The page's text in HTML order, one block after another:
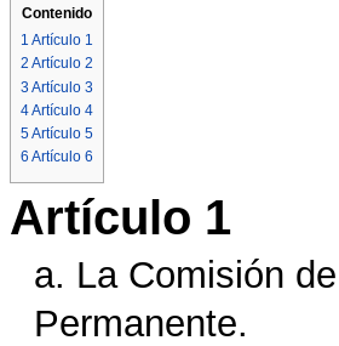
Contenido
1 Artículo 1
2 Artículo 2
3Artículo 3
4Artículo 4
5Artículo 5
6 Artículo 6
Artículo 1
a. La Comisión
Permanente.